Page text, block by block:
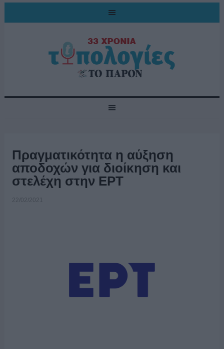
Πραγματικότητα η αύξηση
αποδοχών για διοίκηση και
στελέχη στην ΕΡΤ
22/02/2021